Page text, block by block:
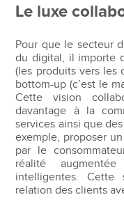
Le luxe
Pour que le secteur
du digital, il importe
(les produits vers les
bottom-up (c’est le
Cette vision
davantage à la
services ainsi que
exemple, proposer
par le
réalité
intelligentes. Cette
relation des clients